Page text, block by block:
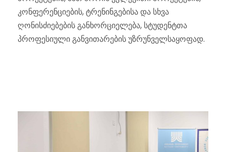
კონფერენციების, ტრენინგებისა და სხვა
ღონისძიებების განხორციელება, სტუდენტთა
პროფესიული განვითარების უზრუნველსაყოფად.